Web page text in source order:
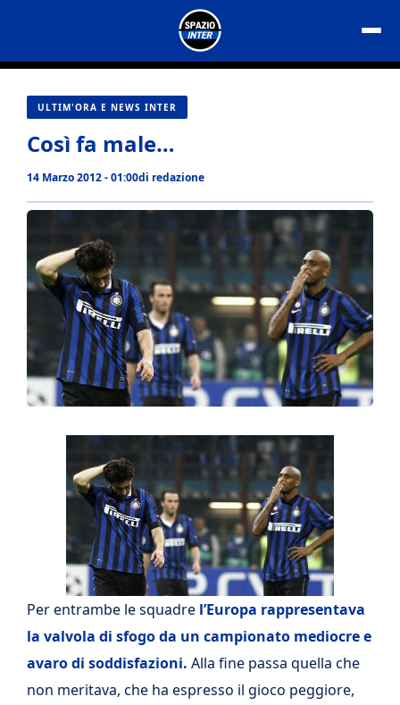
contenuto
ULTIM'ORA E NEWS INTER
Così fa male…
14 Marzo 2012 - 01:00di redazione
Per entrambe le squadre l’Europa rappresentava
la valvola di sfogo da un campionato mediocre e
avaro di soddisfazioni. Alla fine passa quella che
non meritava, che ha espresso il gioco peggiore,